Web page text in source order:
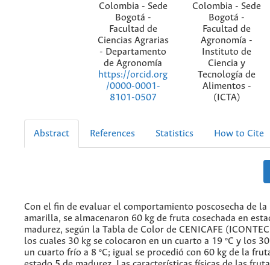
Colombia - Sede
Bogotá -
Facultad de
Ciencias Agrarias
- Departamento
de Agronomía
https://orcid.org
/0000-0001-
8101-0507
Colombia - Sede
Bogotá -
Facultad de
Agronomía -
Instituto de
Ciencia y
Tecnología de
Alimentos -
(ICTA)
Abstract References Statistics How to Cite
Con el fin de evaluar el comportamiento poscosecha de la
amarilla, se almacenaron 60 kg de fruta cosechada en
madurez, según la Tabla de Color de CENICAFE
los cuales 30 kg se colocaron en un cuarto a 19 ºC y los
un cuarto frío a 8 ºC; igual se procedió con 60 kg de la